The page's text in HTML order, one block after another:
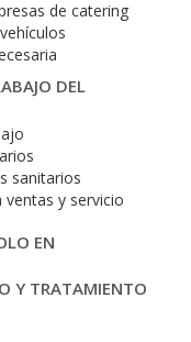
de catering
DEL
sanitarios
y servicio
EN
Y TRATAMIENTO